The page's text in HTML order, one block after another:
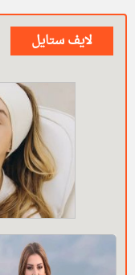
لايف ستايل